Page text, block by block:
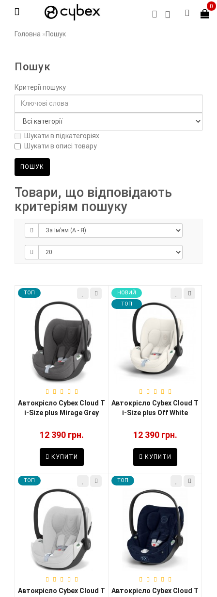
0
Головна Пошук
Пошук
Критерії пошуку
Шукати в підкатегоріях
Шукати в описі товару
Товари, що відповідають
критеріям пошуку
TOП
Автокрісло Cybex Cloud T
i-Size plus Mirage Grey
12 390 грн.
КУПИТИ
НОВИЙ
TOП
Автокрісло Cybex Cloud T
i-Size plus Off White
12 390 грн.
КУПИТИ
TOП
Автокрісло Cybex Cloud T
TOП
Автокрісло Cybex Cloud T